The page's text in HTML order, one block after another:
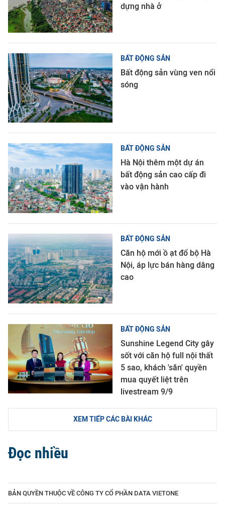
dựng nhà ở
BẤT ĐỘNG SẢN
Bất động sản vùng ven nổi
sóng
BẤT ĐỘNG SẢN
Hà Nội thêm một dự án
bất động sản cao cấp đi
vào vận hành
BẤT ĐỘNG SẢN
Căn hộ mới ồ ạt đổ bộ Hà
Nội, áp lực bán hàng dâng
cao
BẤT ĐỘNG SẢN
Sunshine Legend City gây
sốt với căn hộ full nội thất
5 sao, khách 'săn' quyền
mua quyết liệt trên
livestream 9/9
XEM TIẾP CÁC BÀI KHÁC
Đọc nhiều
BẢN QUYỀN THUỘC VỀ CÔNG TY CỔ PHẦN DATA VIETONE